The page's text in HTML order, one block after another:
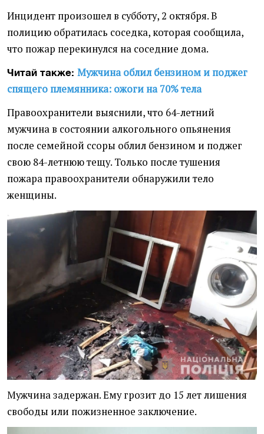
Инцидент произошел в субботу, 2 октября. В
полицию обратилась соседка, которая сообщила,
что пожар перекинулся на соседние дома.
Читай также: Мужчина облил бензином и поджег
спящего племянника: ожоги на 70% тела
Правоохранители выяснили, что 64-летний
мужчина в состоянии алкогольного опьянения
после семейной ссоры облил бензином и поджег
свою 84-летнюю тещу. Только после тушения
пожара правоохранители обнаружили тело
женщины.
Мужчина задержан. Ему грозит до 15 лет лишения
свободы или пожизненное заключение.